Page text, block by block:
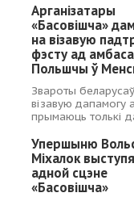
Арганізатары
«Басовішча»
на візавую
фэсту ад
Польшчы ў
Звароты
візавую дапамогу
прымаюць толькі
Упершыню
Міхалок
адной сцэне
«Басовішча»